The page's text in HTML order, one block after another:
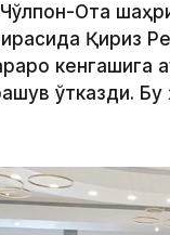
Чўлпон-Ота
Қирғиз
кенгашига
ўтказди.